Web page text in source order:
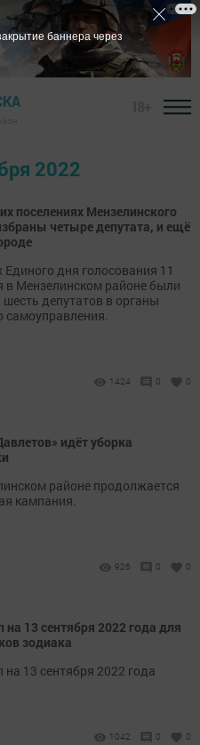
2022
поселениях Мензелинского
четыре депутата, и ещё
Единого дня голосования 11
в Мензелинском районе были
депутатов в органы
самоуправления.
1424 0 0
идёт уборка
районе продолжается
кампания.
926 0 0
на 13 сентября 2022 года для
зодиака
на 13 сентября 2022 года
1042 0 0
баннера через